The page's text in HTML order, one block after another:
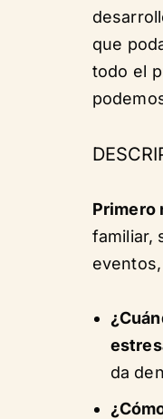
que
todo el
Primero
familiar,
da